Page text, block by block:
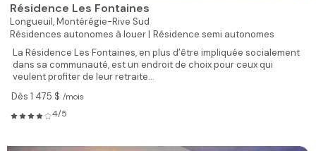
Résidence Les Fontaines
Longueuil,Montérégie-Rive Sud
Résidences autonomes à louer | Résidence semi autonomes
La Résidence Les Fontaines, en plus d’être impliquée socialement
dans sa communauté, est un endroit de choix pour ceux qui
veulent profiter de leur retraite...
Dès 1 475 $ /mois
4/5